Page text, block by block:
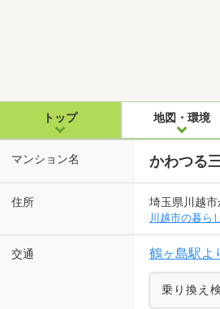
トップ 地図・環境
マンション名 かわつる
住所 埼玉県川越
川越市の暮ら
交通 鶴ヶ島駅よ
乗り換え